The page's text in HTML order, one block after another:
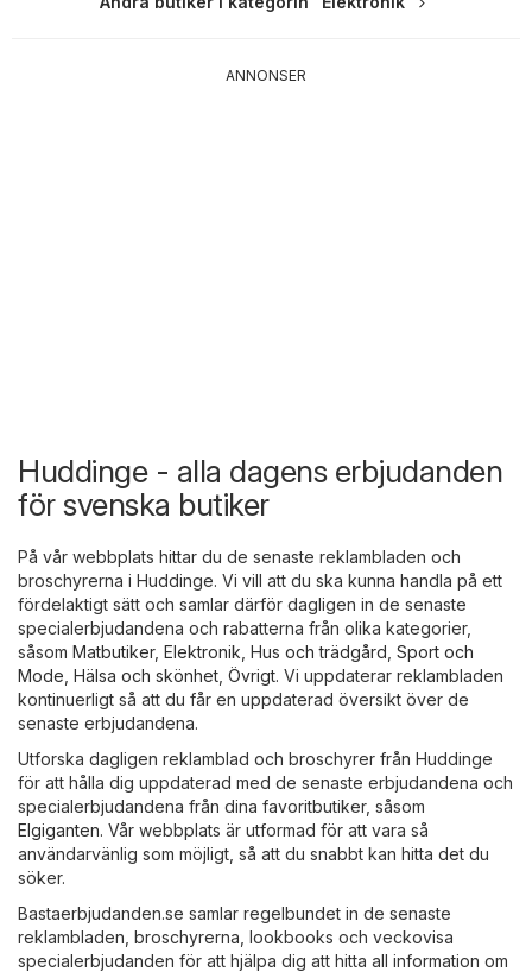
ANNONSER
Huddinge - alla dagens erbjudanden
för svenska butiker
På vår webbplats hittar du de senaste reklambladen och
broschyrerna i Huddinge. Vi vill att du ska kunna handla på ett
fördelaktigt sätt och samlar därför dagligen in de senaste
specialerbjudandena och rabatterna från olika kategorier,
såsom Matbutiker, Elektronik Hus och trädgård Sport och
Mode Hälsa och skönhet Övrigt. Vi uppdaterar reklambladen
kontinuerligt så att du får en uppdaterad översikt över de
senaste erbjudandena.
Utforska dagligen reklamblad och broschyrer från Huddinge
för att hålla dig uppdaterad med de senaste erbjudandena och
specialerbjudandena från dina favoritbutiker, såsom
Elgiganten. Vår webbplats är utformad för att vara så
användarvänlig som möjligt, så att du snabbt kan hitta det du
söker.
Bastaerbjudanden.se samlar regelbundet in de senaste
reklambladen, broschyrerna, lookbooks och veckovisa
specialerbjudanden för att hjälpa dig att hitta all information om